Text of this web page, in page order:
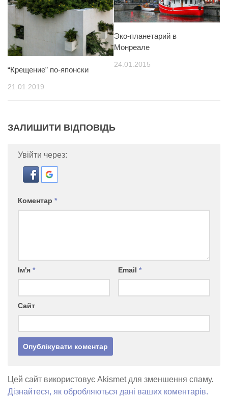
“Крещение” по-японски
21.01.2019
Эко-планетарий в
Монреале
24.01.2015
ЗАЛИШИТИ ВІДПОВІДЬ
Увійти через:
Коментар *
Ім'я * Email *
Сайт
Цей сайт використовує Akismet для зменшення спаму.
Дізнайтеся, як обробляються дані ваших коментарів.